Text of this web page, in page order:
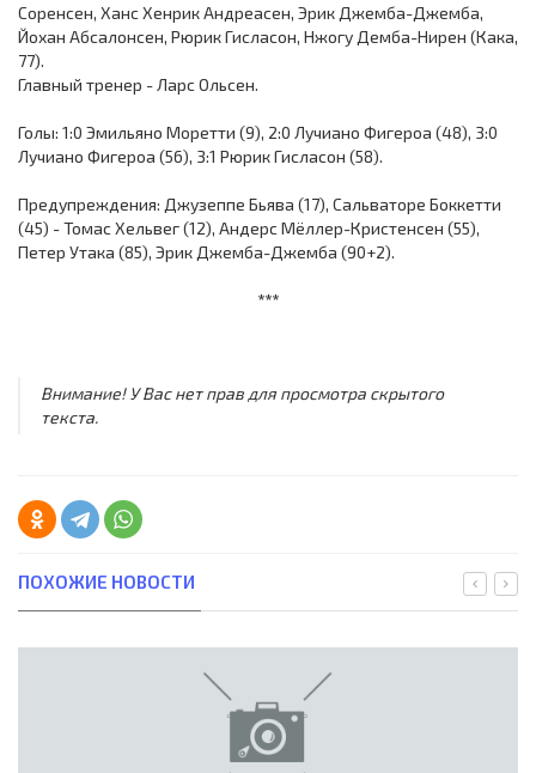
Соренсен, Ханс Хенрик Андреасен, Эрик Джемба-Джемба,
Йохан Абсалонсен, Рюрик Гисласон, Нжогу Демба-Нирен (Кака,
77).
Главный тренер - Ларс Ольсен.
Голы: 1:0 Эмильяно Моретти (9), 2:0 Лучиано Фигероа (48), 3:0
Лучиано Фигероа (56), 3:1 Рюрик Гисласон (58).
Предупреждения: Джузеппе Бьява (17), Сальваторе Боккетти
(45) - Томас Хельвег (12), Андерс Мёллер-Кристенсен (55),
Петер Утака (85), Эрик Джемба-Джемба (90+2).
***
Внимание! У Вас нет прав для просмотра скрытого
текста.
ПОХОЖИЕ НОВОСТИ